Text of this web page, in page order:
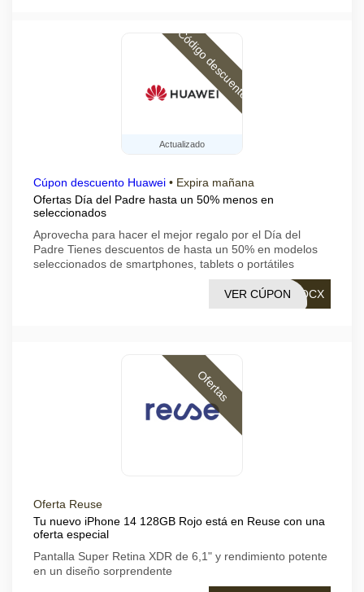
Actualizado
Código descuento
Cúpon descuento Huawei • Expira mañana
Ofertas Día del Padre hasta un 50% menos en
seleccionados
Aprovecha para hacer el mejor regalo por el Día del
Padre Tienes descuentos de hasta un 50% en modelos
seleccionados de smartphones, tablets o portátiles
TOCX
VER CÚPON
Ofertas
Oferta Reuse
Tu nuevo iPhone 14 128GB Rojo está en Reuse con una
oferta especial
Pantalla Super Retina XDR de 6,1" y rendimiento potente
en un diseño sorprendente